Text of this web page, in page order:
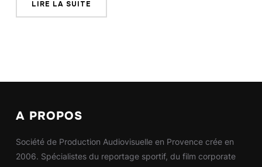
LIRE LA SUITE
A PROPOS
Société de Production Audiovisuelle en Provence crée en
2006. Spécialistes du reportage sportif, du film corporate